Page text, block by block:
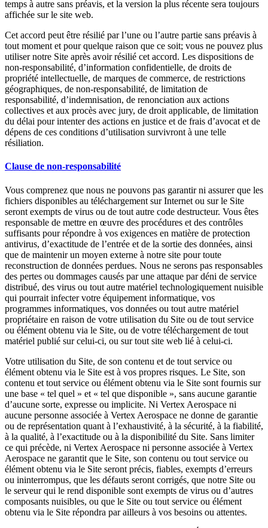
temps à autre sans préavis, et la version la plus récente sera toujours
affichée sur le site web.
Cet accord peut être résilié par l’une ou l’autre partie sans préavis à
tout moment et pour quelque raison que ce soit; vous ne pouvez plus
utiliser notre Site après avoir résilié cet accord. Les dispositions de
non-responsabilité, d’information confidentielle, de droits de
propriété intellectuelle, de marques de commerce, de restrictions
géographiques, de non-responsabilité, de limitation de
responsabilité, d’indemnisation, de renonciation aux actions
collectives et aux procès avec jury, de droit applicable, de limitation
du délai pour intenter des actions en justice et de frais d’avocat et de
dépens de ces conditions d’utilisation survivront à une telle
résiliation.
Clause de non-responsabilité
Vous comprenez que nous ne pouvons pas garantir ni assurer que les
fichiers disponibles au téléchargement sur Internet ou sur le Site
seront exempts de virus ou de tout autre code destructeur. Vous êtes
responsable de mettre en œuvre des procédures et des contrôles
suffisants pour répondre à vos exigences en matière de protection
antivirus, d’exactitude de l’entrée et de la sortie des données, ainsi
que de maintenir un moyen externe à notre site pour toute
reconstruction de données perdues. Nous ne serons pas responsables
des pertes ou dommages causés par une attaque par déni de service
distribué, des virus ou tout autre matériel technologiquement nuisible
qui pourrait infecter votre équipement informatique, vos
programmes informatiques, vos données ou tout autre matériel
propriétaire en raison de votre utilisation du Site ou de tout service
ou élément obtenu via le Site, ou de votre téléchargement de tout
matériel publié sur celui-ci, ou sur tout site web lié à celui-ci.
Votre utilisation du Site, de son contenu et de tout service ou
élément obtenu via le Site est à vos propres risques. Le Site, son
contenu et tout service ou élément obtenu via le Site sont fournis sur
une base « tel quel » et « tel que disponible », sans aucune garantie
d’aucune sorte, expresse ou implicite. Ni Vertex Aerospace ni
aucune personne associée à Vertex Aerospace ne donne de garantie
ou de représentation quant à l’exhaustivité, à la sécurité, à la fiabilité,
à la qualité, à l’exactitude ou à la disponibilité du Site. Sans limiter
ce qui précède, ni Vertex Aerospace ni personne associée à Vertex
Aerospace ne garantit que le Site, son contenu ou tout service ou
élément obtenu via le Site seront précis, fiables, exempts d’erreurs
ou ininterrompus, que les défauts seront corrigés, que notre Site ou
le serveur qui le rend disponible sont exempts de virus ou d’autres
composants nuisibles, ou que le Site ou tout service ou élément
obtenu via le Site répondra par ailleurs à vos besoins ou attentes.